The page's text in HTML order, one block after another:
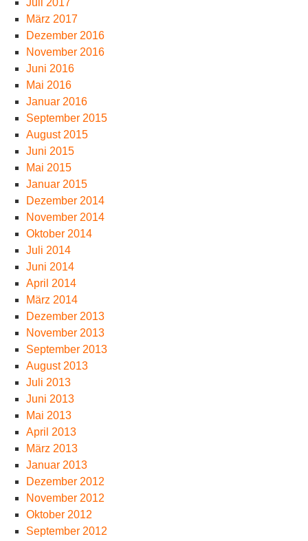
Juli 2017
März 2017
Dezember 2016
November 2016
Juni 2016
Mai 2016
Januar 2016
September 2015
August 2015
Juni 2015
Mai 2015
Januar 2015
Dezember 2014
November 2014
Oktober 2014
Juli 2014
Juni 2014
April 2014
März 2014
Dezember 2013
November 2013
September 2013
August 2013
Juli 2013
Juni 2013
Mai 2013
April 2013
März 2013
Januar 2013
Dezember 2012
November 2012
Oktober 2012
September 2012